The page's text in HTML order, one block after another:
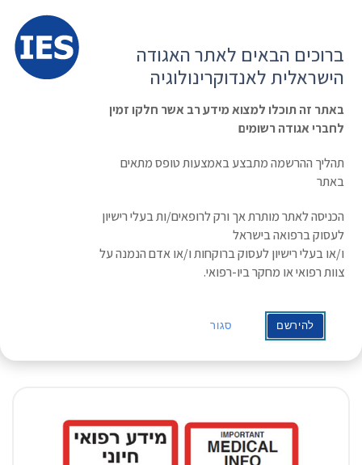
הרשמה ועדכון נתונים
כניסת חברים
ראשי » תעוד מפגש » תקצירי כנס 2018
תקצירי כנס 2018
ספר התקצירים 2018
The 47th Annual Meeting of the Israel
Endocrine Society
Program & Abstract Book
ברוכים הבאים לאתר האגודה
הישראלית לאנדוקרינולוגיה
באתר זה תוכלו למצוא מידע רב אשר חלקו זמין
לחברי אגודה רשומים
תהליך ההרשמה מתבצע באמצעות טופס מתאים
באתר
הכניסה לאתר מותרת אך ורק לרופאים/ות בעלי רישיון
לעסוק ברפואה בישראל
ו/או בעלי רישיון לעסוק ברוקחות ו/או אדם הנמנה על
צוות רפואי או מחקר ביו-רפואי.
להירשם סגור